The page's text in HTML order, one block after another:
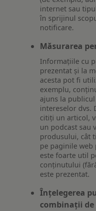
internet sau
în sprijinul
notificare.
Măsurarea
Informațiile cu
prezentat și la
acesta pot fi
exemplu,
ajuns la
intereselor dvs.
citiți un articol,
un podcast sau
produsului, cât
pe paginile web
este foarte util
conținutului
este prezentat.
Înțelegerea
combinații